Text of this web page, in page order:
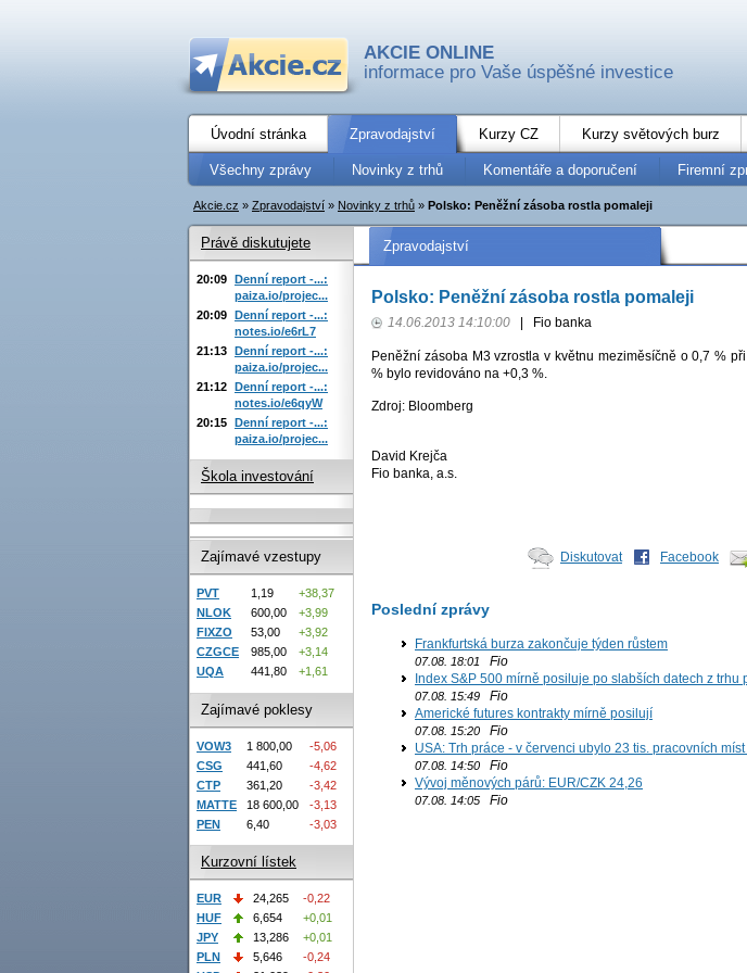
AKCIE ONLINE
informace pro Vaše úspěšné investice
Úvodní stránka Zpravodajství Kurzy CZ Kurzy světových burz
Všechny zprávy Novinky z trhů Komentáře a doporučení Firemní
Akcie.cz » Zpravodajství » Novinky z trhů » Polsko: Peněžní zásoba rostla pomaleji
Zpravodajství
Polsko: Peněžní zásoba rostla pomaleji
14.06.2013 14:10:00 Fio banka
Peněžní zásoba M3 vzrostla v květnu meziměsíčně o 0,7 %
% bylo revidováno na +0,3 %.
Zdroj: Bloomberg
David Krejča
Fio banka, a.s.
Diskutovat Facebook
Poslední zprávy
Frankfurtská burza zakončuje týden růstem
07.08. 18:01
Fio
Index S&P 500 mírně posiluje po slabších datech z trhu
07.08. 15:49 Fio
Americké futures kontrakty mírně posilují
07.08. 15:20 Fio
USA: Trh práce - v červenci ubylo 23 tis. pracovních
07.08. 14:50 Fio
Vývoj měnových párů: EUR/CZK 24,26
07.08. 14:05 Fio
Právě diskutujete
20:09 Denní report -...:
paiza.io/projec...
20:09 Denní report -...:
notes.io/e6rL7
21:13 Denní report -...:
paiza.io/projec...
21:12 Denní report -...:
notes.io/e6qyW
20:15 Denní report -...:
paiza.io/projec...
Škola investování
Zajímavé vzestupy
PVT 1,19
+38,37
NLOK
600,00
+3,99
FIXZO
53,00
+3,92
CZGCE
985,00
+3,14
UQA
441,80 +1,61
Zajímavé poklesy
VOW3 1 800,00
-5,06
CSG
441,60
-4,62
CTP
361,20
-3,42
MATTE
18 600,00
-3,13
PEN
6,40 -3,03
Kurzovní lístek
EUR 24,265
-0,22
HUF
6,654
+0,01
JPY
13,286
+0,01
PLN
5,646
-0,24